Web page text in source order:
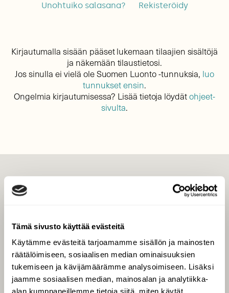
Tämä sivusto käyttää evästeitä
Käytämme evästeitä tarjoamamme sisällön ja mainosten
räätälöimiseen, sosiaalisen median ominaisuuksien
tukemiseen ja kävijämäärämme analysoimiseen. Lisäksi
jaamme sosiaalisen median, mainosalan ja analytiikka-
Unohtuiko salasana? Rekisteröidy
Kirjautumalla sisään pääset lukemaan tilaajien sisältöjä
ja näkemään tilaustietosi.
Jos sinulla ei vielä ole Suomen Luonto -tunnuksia, luo
tunnukset ensin.
Ongelmia kirjautumisessa? Lisää tietoja löydätohjeet-
sivulta.
Tilaa digilukuoikeus
Äänestä parasta juttua
Tilaa uutiskirje